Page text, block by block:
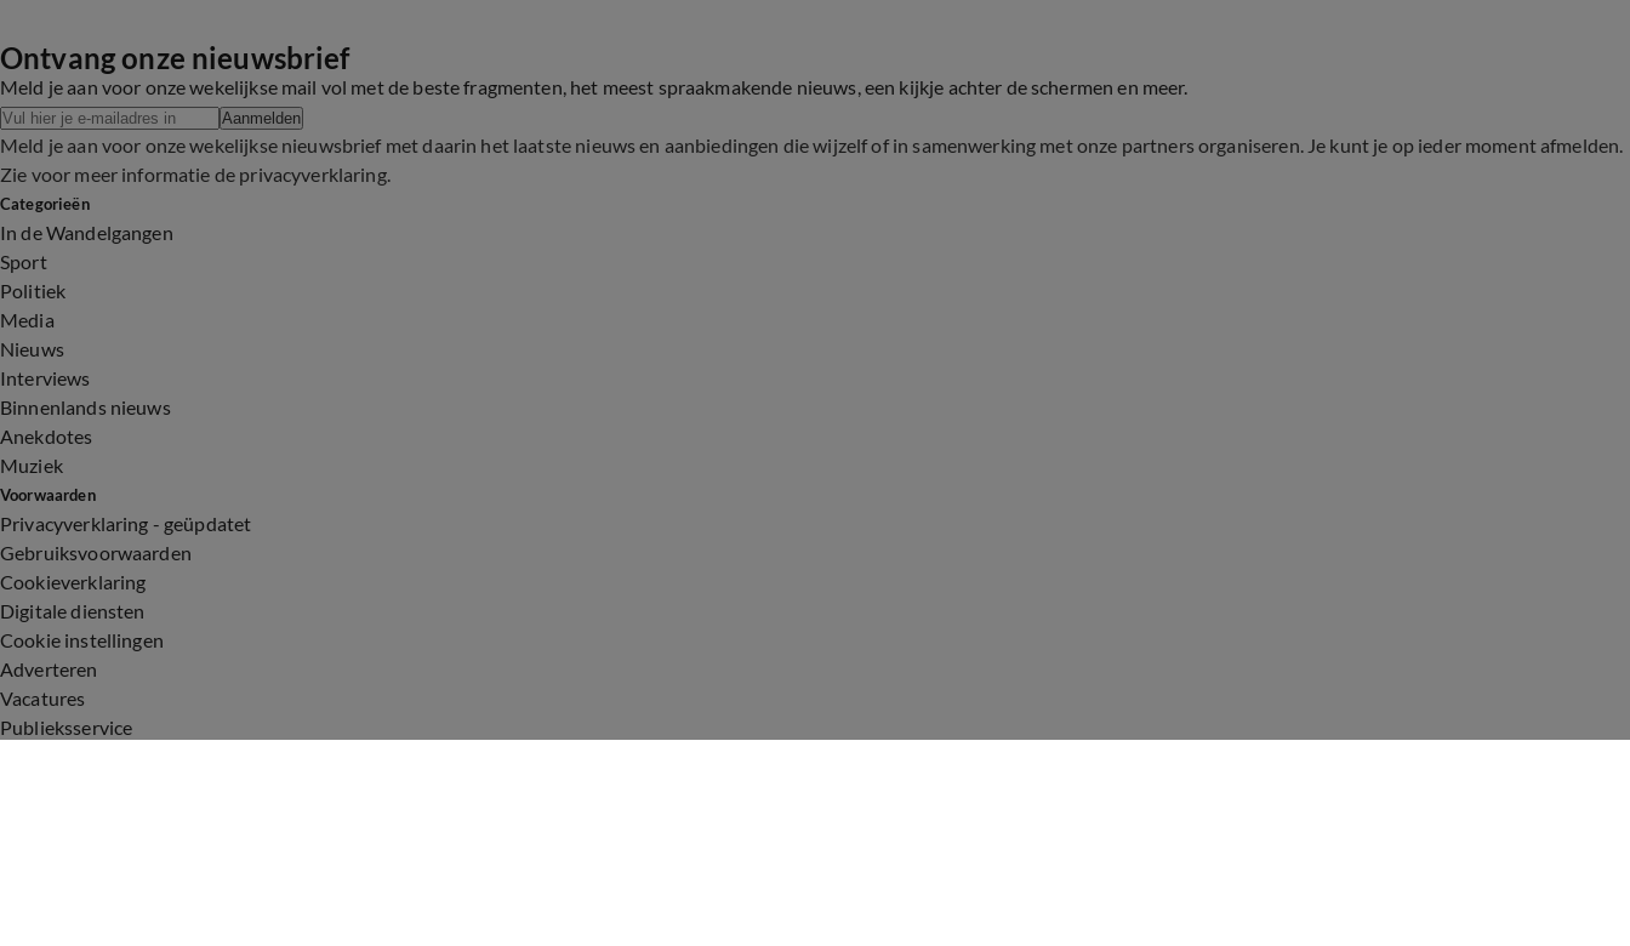
Ontvang onze nieuwsbrief
Meld je aan voor onze wekelijkse mail vol met de beste fragmenten, het meest spraakmakende nieuws, een kijkje achter de schermen en meer.
Aanmelden
Meld je aan voor onze wekelijkse nieuwsbrief met daarin het laatste nieuws en aanbiedingen die wijzelf of in samenwerking met onze partners organiseren. Je kunt je op ieder moment afmelden.
Zie voor meer informatie de privacyverklaring.
Categorieën
In de Wandelgangen
Sport
Politiek
Media
Nieuws
Interviews
Binnenlands nieuws
Anekdotes
Muziek
Voorwaarden
Privacyverklaring - geüpdatet
Gebruiksvoorwaarden
Cookieverklaring
Digitale diensten
Cookie instellingen
Adverteren
Vacatures
Publieksservice